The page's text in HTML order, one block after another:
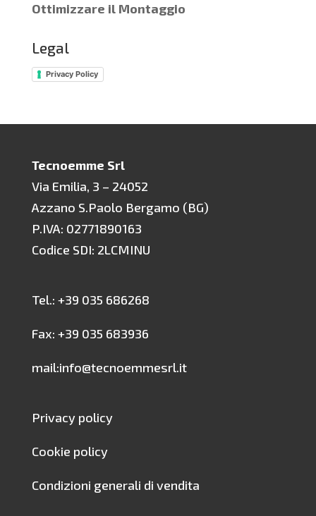
Ottimizzare il Montaggio
Legal
Privacy Policy
Tecnoemme Srl
Via Emilia, 3 – 24052
Azzano S.Paolo Bergamo (BG)
P.IVA: 02771890163
Codice SDI: 2LCMINU
Tel.: +39 035 686268
Fax: +39 035 683936
mail:info@tecnoemmesrl.it
Privacy policy
Cookie policy
Condizioni generali di vendita